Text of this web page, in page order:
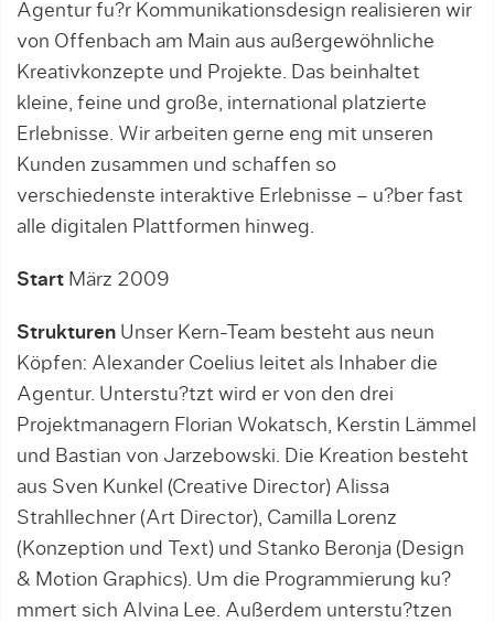
Agentur fu?r Kommunikationsdesign realisieren wir
von Offenbach am Main aus außergewöhnliche
Kreativkonzepte und Projekte. Das beinhaltet
kleine, feine und große, international platzierte
Erlebnisse. Wir arbeiten gerne eng mit unseren
Kunden zusammen und schaffen so
verschiedenste interaktive Erlebnisse – u?ber fast
alle digitalen Plattformen hinweg.
Start März 2009
Strukturen Unser Kern-Team besteht aus neun
Köpfen: Alexander Coelius leitet als Inhaber die
Agentur. Unterstu?tzt wird er von den drei
Projektmanagern Florian Wokatsch, Kerstin Lämmel
und Bastian von Jarzebowski. Die Kreation besteht
aus Sven Kunkel (Creative Director) Alissa
Strahllechner (Art Director), Camilla Lorenz
(Konzeption und Text) und Stanko Beronja (Design
& Motion Graphics). Um die Programmierung ku?
mmert sich Alvina Lee. Außerdem unterstu?tzen